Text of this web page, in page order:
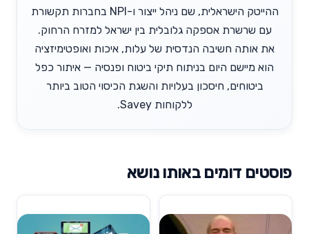
ההייטק הישראלית, שם ניהל ייצור ו-NPI בחברות תקשורת
עם שרשרת אספקה גלובלית בין ישראל למזרח הרחוק.
את אותה חשיבה הנדסית של עלות, איכות ואופטימיזציה
הוא מיישם היום בניתוח תיקי ביטוח ופנסיה — איתור כפל
ביטוחים, חיסכון בעלויות והשגת הכיסוי הטוב ביותר
ללקוחות Savey.
פוסטים דומים באותו נושא